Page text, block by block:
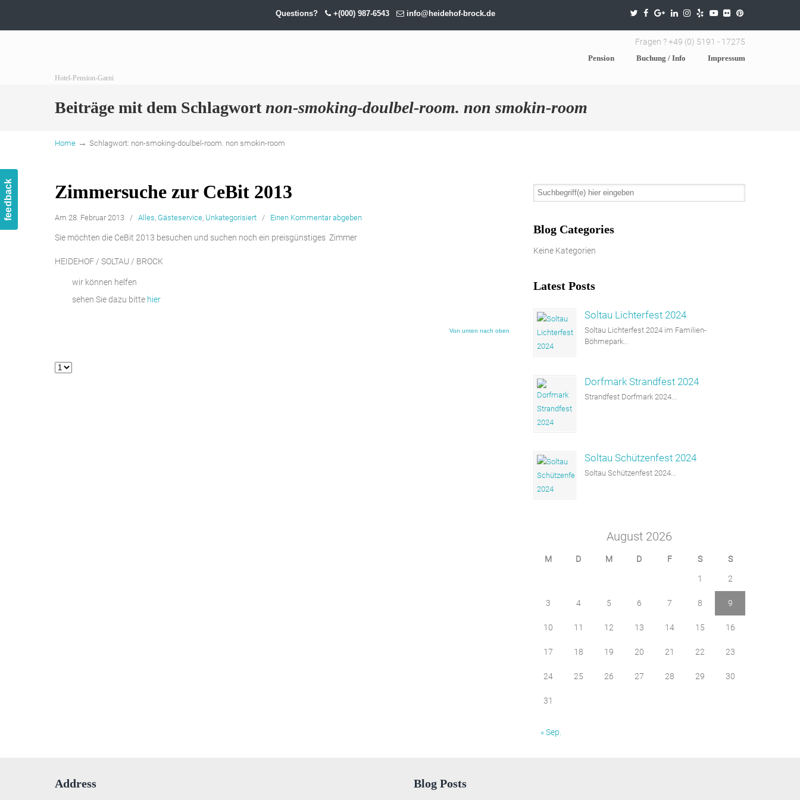
feedback
Questions? +(000) 987-6543 info@heidehof-brock.de
Hotel-Pension-Garni
Fragen ? +49 (0) 5191 - 17275
Pension Buchung / Info Impressum
Beiträge mit dem Schlagwortnon-smoking-doulbel-room. non smokin-room
Home → Schlagwort: non-smoking-doulbel-room. non smokin-room
Zimmersuche zur CeBit 2013
Am 28. Februar 2013 / Alles, Gästeservice, Unkategorisiert / Einen Kommentar abgeben
Sie möchten die CeBit 2013 besuchen und suchen noch ein preisgünstiges Zimmer
HEIDEHOF / SOLTAU / BROCK
wir können helfen
sehen Sie dazu bitte hier
Von unten nach oben
Blog Categories
Keine Kategorien
Latest Posts
Soltau Lichterfest 2024
Soltau Lichterfest 2024 im Familien-
Böhmepark...
Dorfmark Strandfest 2024
Strandfest Dorfmark 2024...
Soltau Schützenfest 2024
Soltau Schützenfest 2024...
August 2026
M D M D F S S
1 2
3 4 5 6 7 8 9
10 11 12 13 14 15 16
17 18 19 20 21 22 23
24 25 26 27 28 29 30
31
« Sep.
Address Blog Posts